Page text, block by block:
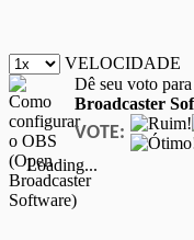
VELOCIDADE
Dê seu voto para
Broadcaster
VOTE:
Loading...